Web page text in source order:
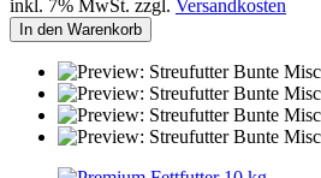
inkl. 7% MwSt. zzgl. Versandkosten
In den Warenkorb